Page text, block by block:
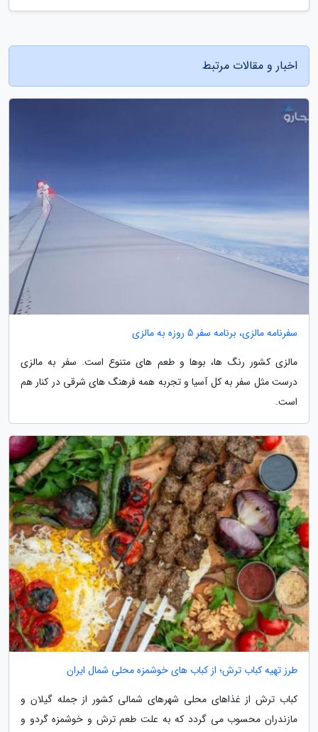
اخبار و مقالات مرتبط
سفرنامه مالزی، برنامه سفر 5 روزه به مالزی
مالزی کشور رنگ ها، بوها و طعم های متنوع است. سفر به مالزی
درست مثل سفر به کل آسیا و تجربه همه فرهنگ های شرقی در کنار هم
است.
طرز تهیه کباب ترش؛ از کباب های خوشمزه محلی شمال ایران
کباب ترش از غذاهای محلی شهرهای شمالی کشور از جمله گیلان و
مازندران محسوب می گردد که به علت طعم ترش و خوشمزه گردو و